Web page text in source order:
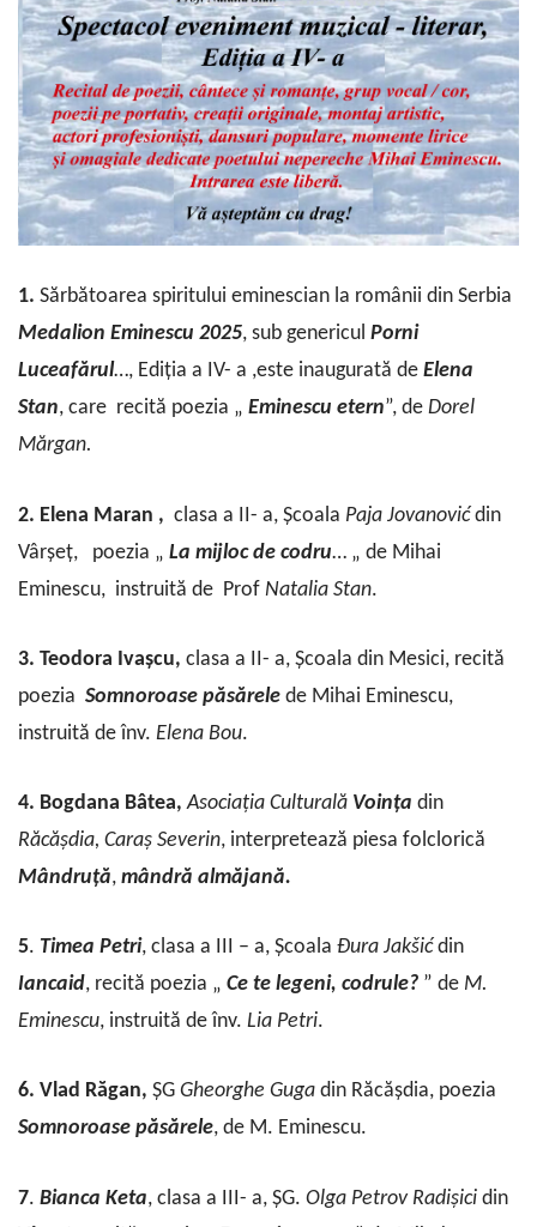
1. Sărbătoarea spiritului eminescian la românii din Serbia
Medalion Eminescu 2025, sub genericul Porni
Luceafărul…, Ediția a IV- a ,este inaugurată de Elena
Stan, care recită poezia „ Eminescu etern”, de Dorel
Mărgan.
2. Elena Maran , clasa a II- a, Școala Paja Jovanovićdin
Vârșeț, poezia „ La mijloc de codru… „ de Mihai
Eminescu, instruită de Prof Natalia Stan.
3. Teodora Ivașcu, clasa a II- a, Școala din Mesici, recită
poezia Somnoroase păsărele de Mihai Eminescu,
instruită de înv. Elena Bou.
4. Bogdana Bâtea,Asociația Culturală Voința din
Răcășdia, Caraș Severin, interpretează piesa folclorică
Mândruță, mândră almăjană.
5. Timea Petri, clasa a III – a, Școala Đura Jakšićdin
Iancaid, recită poezia „ Ce te legeni, codrule? ” de M.
Eminescu, instruită de înv. Lia Petri.
6. Vlad Răgan, ȘG Gheorghe Guga din Răcășdia, poezia
Somnoroase păsărele, de M. Eminescu.
7. Bianca Keta, clasa a III- a, ȘG. Olga Petrov Radișici din